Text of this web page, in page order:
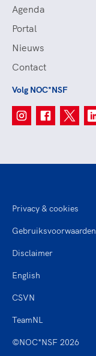
Agenda
Portal
Nieuws
Contact
Volg NOC*NSF
©NOC*NSF 2026
Privacy & cookies
Gebruiksvoorwaarden
Disclaimer
English
CSVN
TeamNL